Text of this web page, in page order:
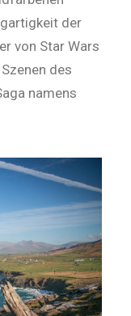
der
von Star Wars
des
namens